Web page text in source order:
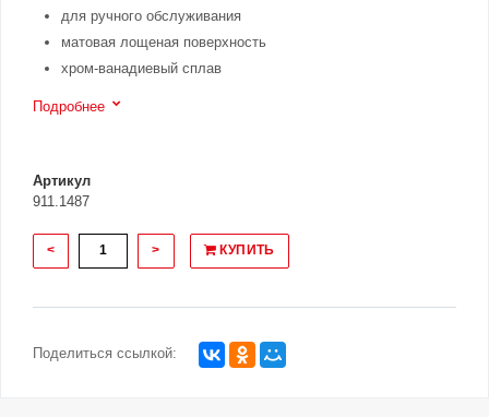
для ручного обслуживания
матовая лощеная поверхность
хром-ванадиевый сплав
Подробнее
Артикул
911.1487
< > КУПИТЬ
Поделиться ссылкой: